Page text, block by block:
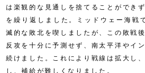
は楽観的な見通しを捨てることができ
を繰り返しました。ミッドウェー海戦
滅的な敗北を喫しましたが、この敗戦
反攻を十分に予測せず、南太平洋やイ
続けました。これにより戦線は拡大し
し、補給が難しくなりました。